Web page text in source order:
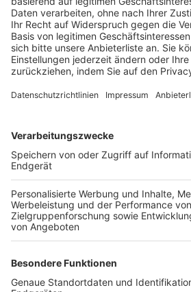
Trainerbörse
Login SpielPlus
FOLGE DEM BFV
TOP-VEREINE
TOP-PARTNER